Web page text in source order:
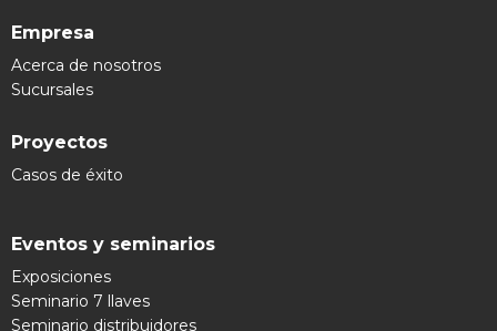
Empresa
Acerca de nosotros
Sucursales
Proyectos
Casos de éxito
Eventos y seminarios
Exposiciones
Seminario 7 llaves
Seminario distribuidores